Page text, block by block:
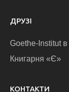
ДРУЗІ
Goethe-Institut в
Книгарня «Є»
КОНТАКТИ